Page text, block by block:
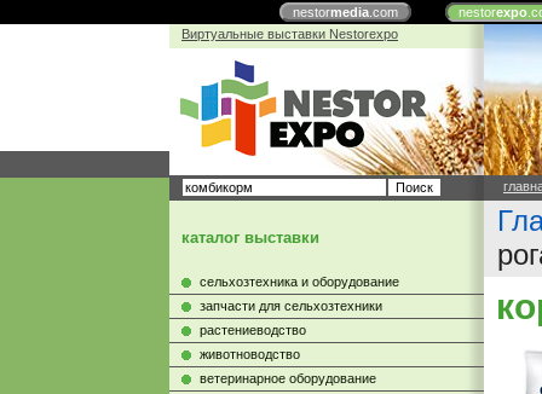
nestormedia.com nestorexpo
Виртуальные выставки Nestorexpo
каталог выставки
сельхозтехника и оборудование
запчасти для сельхозтехники
растениеводство
животноводство
ветеринарное оборудование